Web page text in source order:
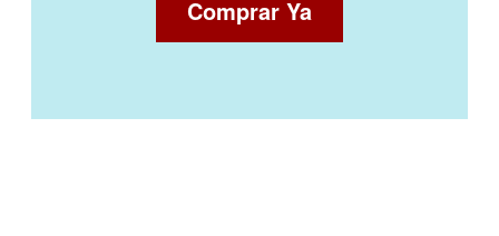
Comprar Ya